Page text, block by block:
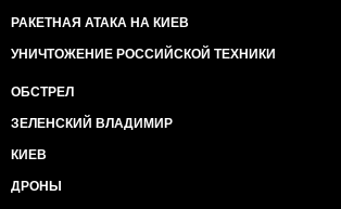
РАКЕТНАЯ АТАКА НА КИЕВ
УНИЧТОЖЕНИЕ РОССИЙСКОЙ ТЕХНИКИ
ОБСТРЕЛ
ЗЕЛЕНСКИЙ ВЛАДИМИР
КИЕВ
ДРОНЫ